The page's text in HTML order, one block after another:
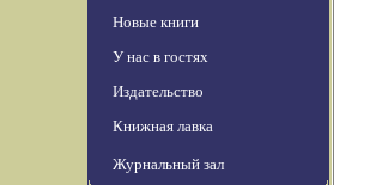
Новые книги
У нас в гостях
Издательство
Книжная лавка
Журнальный зал